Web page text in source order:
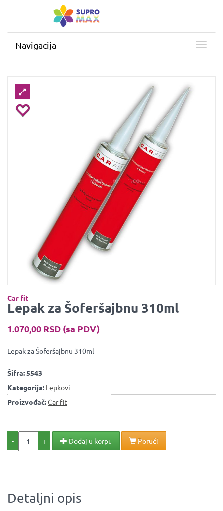
Navigacija
Car fit
Lepak za Šoferšajbnu 310ml
1.070,00 RSD (sa PDV)
Lepak za Šoferšajbnu 310ml
Šifra:5543
Kategorija: Lepkovi
Proizvođač:Car fit
- + Dodaj u korpu Poruči
Detaljni opis